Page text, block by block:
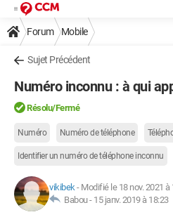
Forum Mobile
Sujet Précédent
Numéro inconnu : à qui
Résolu/Fermé
Numéro Numéro de téléphone
Identifier un numéro de téléphone inconnu
vikibek- Modifié le 18 nov. 2021 à
Babou - 15 janv. 2019 à 18:23